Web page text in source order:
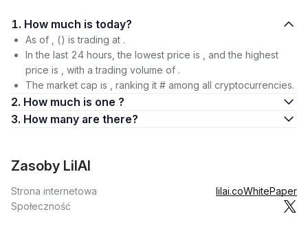
1. How much is today?
As of , () is trading at .
In the last 24 hours, the lowest price is , and the highest
price is , with a trading volume of .
The market cap is , ranking it # among all cryptocurrencies.
2. How much is one ?
3. How many are there?
Zasoby LilAI
Strona internetowa lilai.coWhitePaper
Społeczność